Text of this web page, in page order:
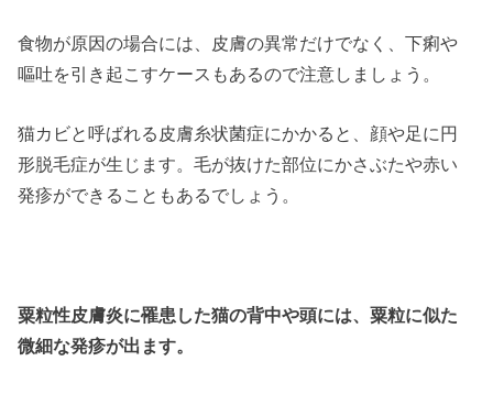
食物が原因の場合には、皮膚の異常だけでなく、下痢や
嘔吐を引き起こすケースもあるので注意しましょう。
猫カビと呼ばれる皮膚糸状菌症にかかると、顔や足に円
形脱毛症が生じます。毛が抜けた部位にかさぶたや赤い
発疹ができることもあるでしょう。
粟粒性皮膚炎に罹患した猫の背中や頭には、粟粒に似た
微細な発疹が出ます。